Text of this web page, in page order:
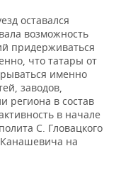
оставался
возможность
придерживаться
что татары от
именно
заводов,
региона в состав
в начале
С. Гловацкого
Канашевича на